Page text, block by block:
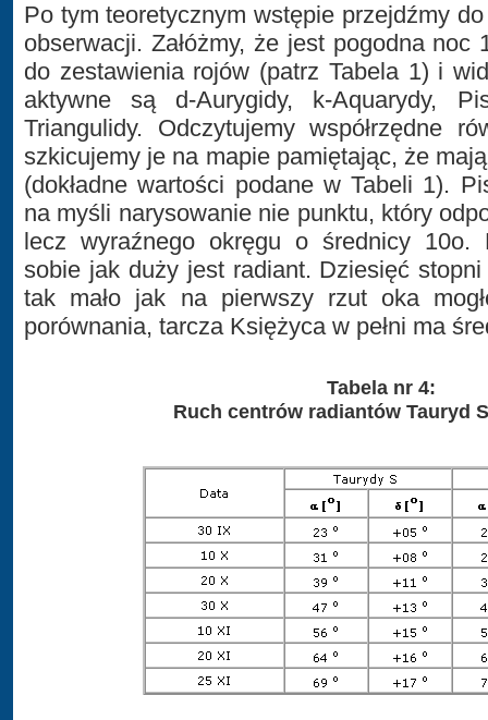
Po tym teoretycznym wstępie przejdźmy
obserwacji. Załóżmy, że jest pogodna noc
do zestawienia rojów (patrz Tabela 1) i
aktywne są d-Aurygidy, k-Aquarydy,
Triangulidy. Odczytujemy współrzędne
szkicujemy je na mapie pamiętając, że
(dokładne wartości podane w Tabeli 1).
na myśli narysowanie nie punktu, który
lecz wyraźnego okręgu o średnicy 10o.
sobie jak duży jest radiant. Dziesięć
tak mało jak na pierwszy rzut oka
porównania, tarcza Księżyca w pełni ma
Tabela nr 4:
Ruch centrów radiantów Tauryd